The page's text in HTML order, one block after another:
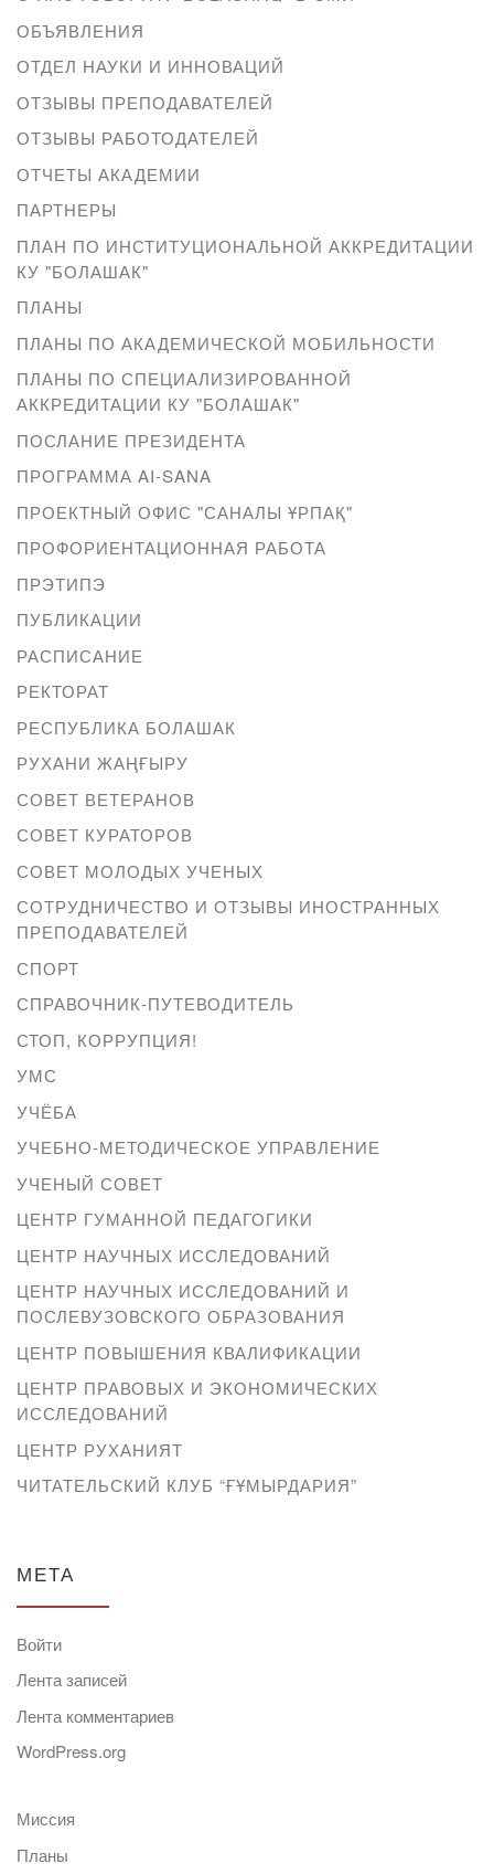
ОБЪЯВЛЕНИЯ
ОТДЕЛ НАУКИ И ИННОВАЦИЙ
ОТЗЫВЫ ПРЕПОДАВАТЕЛЕЙ
ОТЗЫВЫ РАБОТОДАТЕЛЕЙ
ОТЧЕТЫ АКАДЕМИИ
ПАРТНЕРЫ
ПЛАН ПО ИНСТИТУЦИОНАЛЬНОЙ АККРЕДИТАЦИИ
КУ "БОЛАШАК"
ПЛАНЫ
ПЛАНЫ ПО АКАДЕМИЧЕСКОЙ МОБИЛЬНОСТИ
ПЛАНЫ ПО СПЕЦИАЛИЗИРОВАННОЙ
АККРЕДИТАЦИИ КУ "БОЛАШАК"
ПОСЛАНИЕ ПРЕЗИДЕНТА
ПРОГРАММА AI-SANA
ПРОЕКТНЫЙ ОФИС "САНАЛЫ ҰРПАҚ"
ПРОФОРИЕНТАЦИОННАЯ РАБОТА
ПРЭТИПЭ
ПУБЛИКАЦИИ
РАСПИСАНИЕ
РЕКТОРАТ
РЕСПУБЛИКА БОЛАШАК
РУХАНИ ЖАҢҒЫРУ
СОВЕТ ВЕТЕРАНОВ
СОВЕТ КУРАТОРОВ
СОВЕТ МОЛОДЫХ УЧЕНЫХ
СОТРУДНИЧЕСТВО И ОТЗЫВЫ ИНОСТРАННЫХ
ПРЕПОДАВАТЕЛЕЙ
СПОРТ
СПРАВОЧНИК-ПУТЕВОДИТЕЛЬ
СТОП, КОРРУПЦИЯ!
УМС
УЧЁБА
УЧЕБНО-МЕТОДИЧЕСКОЕ УПРАВЛЕНИЕ
УЧЕНЫЙ СОВЕТ
ЦЕНТР ГУМАННОЙ ПЕДАГОГИКИ
ЦЕНТР НАУЧНЫХ ИССЛЕДОВАНИЙ
ЦЕНТР НАУЧНЫХ ИССЛЕДОВАНИЙ И
ПОСЛЕВУЗОВСКОГО ОБРАЗОВАНИЯ
ЦЕНТР ПОВЫШЕНИЯ КВАЛИФИКАЦИИ
ЦЕНТР ПРАВОВЫХ И ЭКОНОМИЧЕСКИХ
ИССЛЕДОВАНИЙ
ЦЕНТР РУХАНИЯТ
ЧИТАТЕЛЬСКИЙ КЛУБ “ҒҰМЫРДАРИЯ”
МЕТА
Войти
Лента записей
Лента комментариев
WordPress.org
Миссия
Планы